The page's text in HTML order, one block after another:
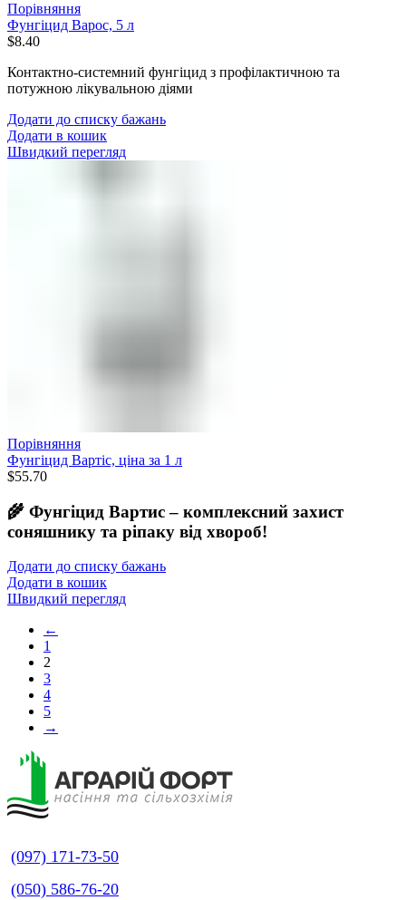
Порівняння
Фунгіцид Варос, 5 л
$8.40
Контактно-системний фунгіцид з профілактичною та
потужною лікувальною діями
Додати до списку бажань
Додати в кошик
Швидкий перегляд
Порівняння
Фунгіцид Вартіс, ціна за 1 л
$55.70
🌾 Фунгіцид Вартис – комплексний захист
соняшнику та ріпаку від хвороб!
Додати до списку бажань
Додати в кошик
Швидкий перегляд
←
1
2
3
4
5
→
(097) 171-73-50
(050) 586-76-20